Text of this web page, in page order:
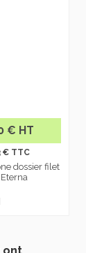
€ HT
€ TTC
dossier filet